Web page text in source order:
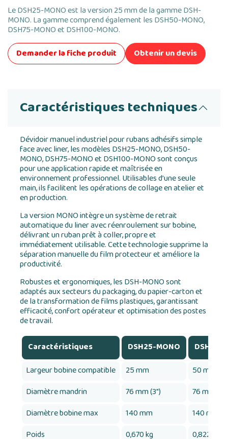
Le DSH25-MONO est la version 25 mm de la gamme DSH-
MONO. La gamme comprend également les DSH50-MONO,
DSH75-MONO et DSH100-MONO.
Demander la fiche produit
Obtenir un devis
Caractéristiques techniques
Dévidoir manuel industriel pour rubans adhésifs simple
face avec liner, les modèles DSH25-MONO, DSH50-
MONO, DSH75-MONO et DSH100-MONO sont conçus
pour une application rapide et maîtrisée en
environnement professionnel. Utilisables d’une seule
main, ils facilitent les opérations de collage en atelier et
en production.
La version MONO intègre un système de retrait
automatique du liner avec réenroulement sur bobine,
délivrant un ruban prêt à coller, propre et
immédiatement utilisable. Cette technologie supprime la
séparation manuelle du film protecteur et améliore la
productivité.
Robustes et ergonomiques, les DSH-MONO sont
adaptés aux secteurs du packaging, du papier-carton et
de la transformation de films plastiques, garantissant
efficacité, confort opérateur et optimisation des postes
de travail.
Caractéristiques DSH25-MONO
DSH50-
Largeur bobine compatible
25 mm
50 mm
Diamètre mandrin
76 mm (3")
76 mm (3")
Diamètre bobine max
140 mm
140 mm
Poids
0,670 kg 0,822 kg